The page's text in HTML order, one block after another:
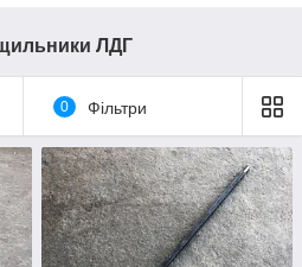
ЛДГ
0 Фільтри